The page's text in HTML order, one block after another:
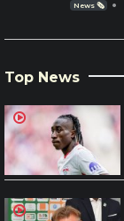
News 🗞️
Top News